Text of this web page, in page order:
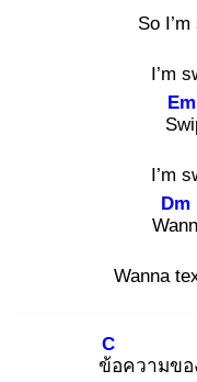
So
I’m
Swi
Em
I’m
Wan
Dm
Wanna
ข้อ
C
ความขอ